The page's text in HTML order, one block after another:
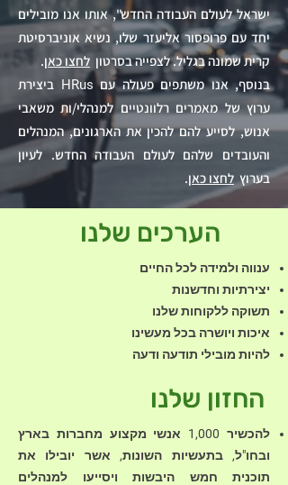
ישראל לעולם העבודה החדש", אותו אנו מובילים
יחד עם פרופסור אליעזר שלו, נשיא אוניברסיטת
קרית שמונה בגליל. לצפייה בסרטון לחצו כאן.
בנוסף, אנו משתפים פעולה עם HRus ביצירת
ערוץ של מאמרים רלוונטיים למנהלי/ות משאבי
אנוש, לסייע להם להכין את הארגונים, המנהלים
והעובדים שלהם לעולם העבודה החדש. לעיון
בערוץ לחצו כאן.
הערכים שלנו
ענווה ולמידה לכל החיים
יצירתיות וחדשנות
תשוקה ללקוחות שלנו
איכות ויושרה בכל מעשינו
להיות מובילי תודעה ודעה
החזון שלנו
להכשיר 1,000 אנשי מקצוע מחברות בארץ
ובחו"ל, בתעשיות השונות, אשר יובילו את
תוכנית חמש היבשות ויסייעו למנהלים